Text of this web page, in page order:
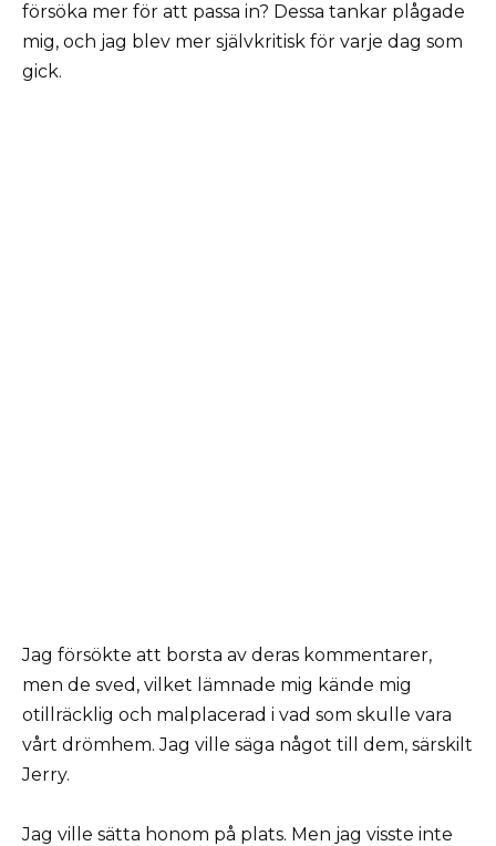
försöka mer för att passa in? Dessa tankar plågade
mig, och jag blev mer självkritisk för varje dag som
gick.
Jag försökte att borsta av deras kommentarer,
men de sved, vilket lämnade mig kände mig
otillräcklig och malplacerad i vad som skulle vara
vårt drömhem. Jag ville säga något till dem, särskilt
Jerry.
Jag ville sätta honom på plats. Men jag visste inte